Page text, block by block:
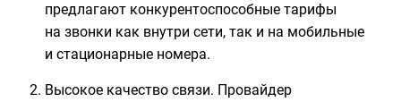
предлагают конкурентоспособные тарифы
на звонки как внутри сети, так и на мобильные
и стационарные номера.
Высокое качество связи. Провайдер